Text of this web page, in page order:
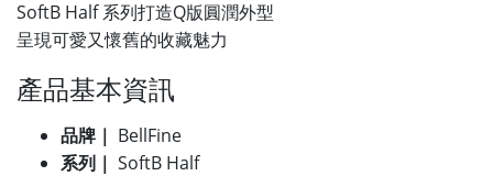
SoftB Half 系列打造Q版圓潤外型
呈現可愛又懷舊的收藏魅力
產品基本資訊
品牌｜ BellFine
系列｜ SoftB Half